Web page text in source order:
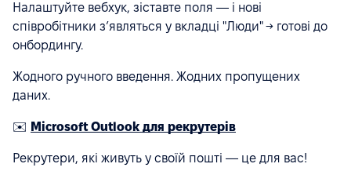
Налаштуйте вебхук, зіставте поля — і нові
співробітники з’являться у вкладці "Люди" → готові до
онбордингу.
Жодного ручного введення. Жодних пропущених
даних.
✉️ Microsoft Outlook для рекрутерів
Рекрутери, які живуть у своїй пошті — це для вас!